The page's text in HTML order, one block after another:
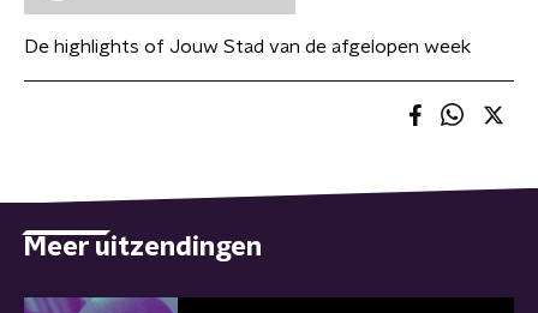
De highlights of Jouw Stad van de afgelopen week
Meer uitzendingen